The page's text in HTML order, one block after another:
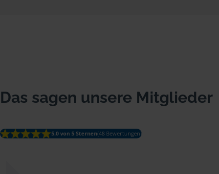
Das sagen unsere Mitglieder
5.0 von 5 Sternen(48 Bewertungen)